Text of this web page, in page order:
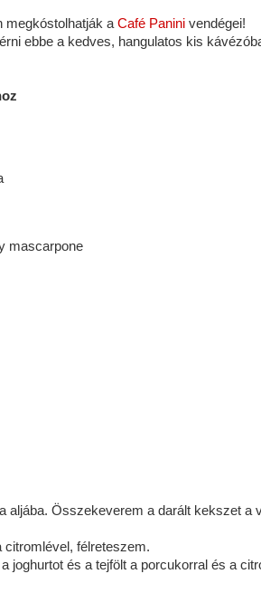
megkóstolhatják a Café Panini vendégei!
ebbe a kedves, hangulatos kis
mascarpone
aljába. Összekeverem a darált kekszet a
citromlével, félreteszem.
joghurtot és a tejfölt a porcukorral és a